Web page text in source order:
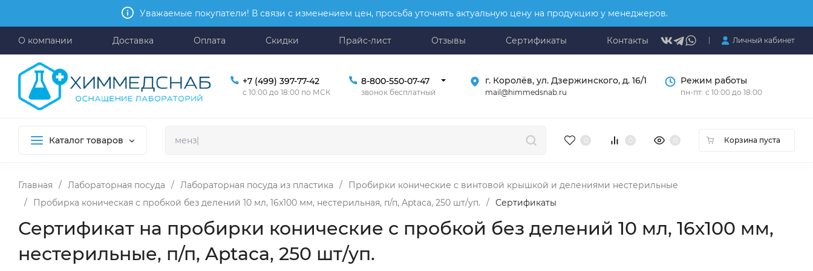
Уважаемые покупатели! В связи с изменением цен, просьба уточнять актуальную цену на продукцию у менеджеров.
О компании Доставка Оплата Скидки Прайс-лист Отзывы Сертификаты Контакты Личный кабинет
+7 (499) 397-77-42
с 10:00 до 18:00 по МСК
8-800-550-07-47
звонок бесплатный
г. Королёв, ул. Дзержинского, д. 16/1
mail@himmedsnab.ru
Режим работы
пн-пт: с 10:00 до 18:00
Каталог товаров Корзина пуста
Главная / Лабораторная посуда / Лабораторная посуда из пластика /
Пробирки конические с винтовой крышкой и делениями нестерильные
/
Пробирка коническая с пробкой без делений 10 мл, 16х100 мм, нестерильная, п/п, Aptaca, 250 шт/уп. / Сертификаты
Сертификат на пробирки конические с пробкой без делений 10 мл, 16х100 мм,
нестерильные, п/п, Aptaca, 250 шт/уп.